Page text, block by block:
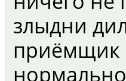
злыдни
приёмщик